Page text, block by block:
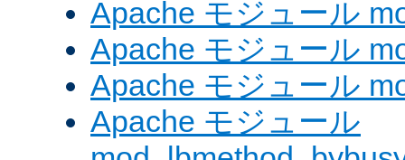
Apache モジュール
Apache モジュール
Apache モジュール
Apache モジュール